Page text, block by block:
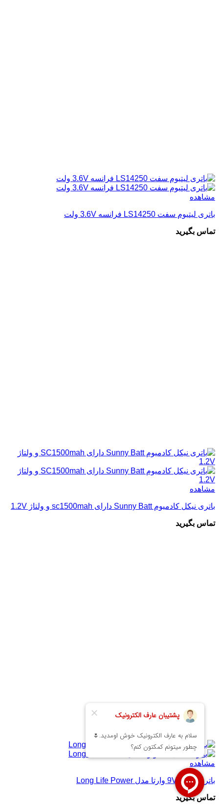
مشاهده
باتری لیتیوم سفت LS14250 فرانسه 3.6V ولت
تماس بگیرید
مشاهده
باتری نیکل کادمیوم Sunny Batt دارای sc1500mah و ولتاژ 1.2V
تماس بگیرید
مشاهده
باتری کتابی 9V وارتا مدل Long Life Power
تماس بگیرید